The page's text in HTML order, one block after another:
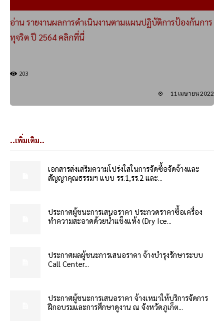
อ่าน รายงานผลการดำเนินงานตามแผนปฏิบัติการป้องกันการ
ทุจริต ปี 2564 คลิกที่นี่
203
11 เมษายน 2022
..เพิ่มเติม..
เอกสารส่งเสริมความโปร่งใสในการจัดซื้อจัดจ้างและ
สัญญาคุณธรรมฯ แบบ รร.1,รร.2 และ...
ประกาศผู้ชนะการเสนอราคา ประกวดราคาซื้อเครื่อง
ทำความสะอาดด้วยน้ำแข็งแห้ง (Dry Ice...
ประกาศผลผู้ชนะการเสนอราคา จ้างบำรุงรักษาระบบ
Call Center...
ประกาศผู้ชนะการเสนอราคา จ้างเหมาให้บริการจัดการ
ฝึกอบรมและการศึกษาดูงาน ณ จังหวัดภูเก็ต...